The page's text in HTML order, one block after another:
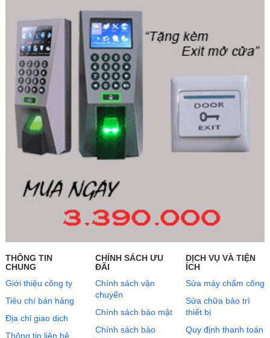
THÔNG TIN
CHUNG
Giới thiệu công ty
Tiêu chí bán hàng
Địa chỉ giao dịch
Thông tin liên hệ
CHÍNH SÁCH ƯU
ĐÃI
Chính sách vận
chuyển
Chính sách bảo mật
Chính sách bảo
DỊCH VỤ VÀ TIỆN
ÍCH
Sửa máy chấm công
Sửa chữa bảo trì
thiết bị
Quy định thanh toán